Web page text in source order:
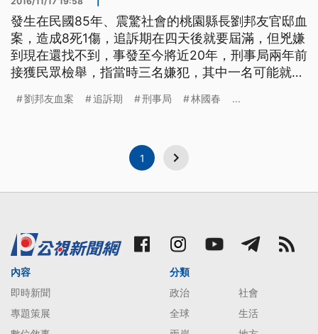
發生在民國85年、震驚社會的桃園縣長劉邦友官邸血
案，造成8死1傷，追訴期在四天後就要屆滿，但兇嫌
到現在還找不到，事發至今將近20年，刑事局兩年前
接獲民眾檢舉，指當時三名嫌犯，其中一名可能就是
情細節，刑事局昨天搜索梁男住家，並帶回偵訊。
一人可能是自己的朋友
劉邦友血案 追訴期 刑事局 林國春 ...
1
內容
即時新聞
專題策展
分類
政治
社會
全球
生活